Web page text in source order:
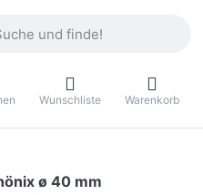
Wunschliste Warenkorb
ø 40 mm